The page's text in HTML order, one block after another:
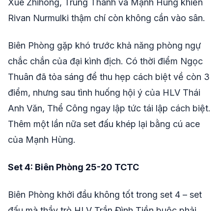
Xue Zhihong, Trung Thành và Mạnh Hùng khiến
Rivan Nurmulki thậm chí còn không cần vào sân.
Biên Phòng gặp khó trước khả năng phòng ngự
chắc chắn của đại kình địch. Có thời điểm Ngọc
Thuân đã tỏa sáng để thu hẹp cách biệt về còn 3
điểm, nhưng sau tình huống hội ý của HLV Thái
Anh Văn, Thể Công ngay lập tức tái lập cách biệt.
Thêm một lần nữa set đấu khép lại bằng cú ace
của Mạnh Hùng.
Set 4: Biên Phòng 25-20 TCTC
Biên Phòng khởi đầu không tốt trong set 4 – set